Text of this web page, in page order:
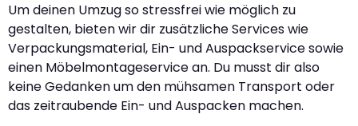
Um deinen Umzug so stressfrei wie möglich zu
gestalten, bieten wir dir zusätzliche Services wie
Verpackungsmaterial, Ein- und Auspackservice sowie
einen Möbelmontageservice an. Du musst dir also
keine Gedanken um den mühsamen Transport oder
das zeitraubende Ein- und Auspacken machen.